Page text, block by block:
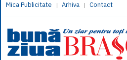
Mica Publicitate | Arhiva | Contact